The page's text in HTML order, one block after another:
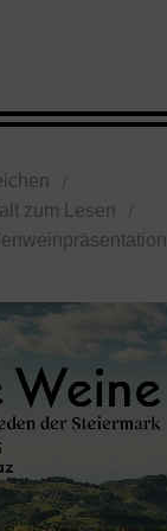
zum Lesen